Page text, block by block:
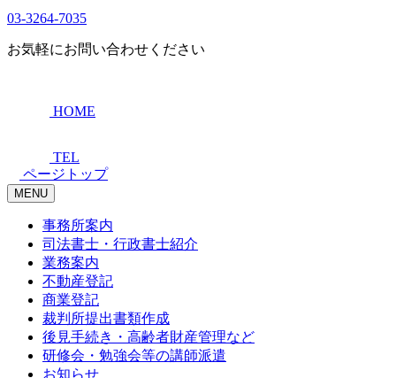
03-3264-7035
お気軽にお問い合わせください
HOME
TEL
ページトップ
MENU
事務所案内
司法書士・行政書士紹介
業務案内
不動産登記
商業登記
裁判所提出書類作成
後見手続き・高齢者財産管理など
研修会・勉強会等の講師派遣
お知らせ